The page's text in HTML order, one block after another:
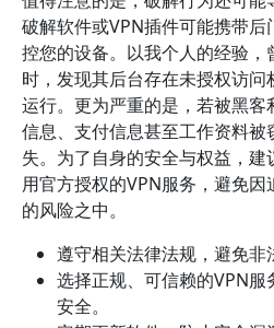
破解软件或VPN插件可能携带
控您的设备。以我个人的经验，
时，发现其后台存在未授权访
运行。更为严重的是，若被黑
信息、支付信息甚至工作资料
失。为了自身的安全与权益，
用官方授权的VPN服务，避免
的风险之中。
遵守相关法律法规，避免非
选择正规、可信赖的VPN
安全。